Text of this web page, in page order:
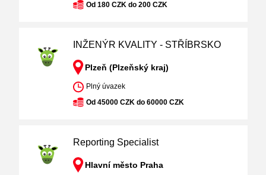
Od 180 CZK do 200 CZK
INŽENÝR KVALITY - STŘÍBRSKO
Plzeň (Plzeňský kraj)
Plný úvazek
Od 45000 CZK do 60000 CZK
Reporting Specialist
Hlavní město Praha